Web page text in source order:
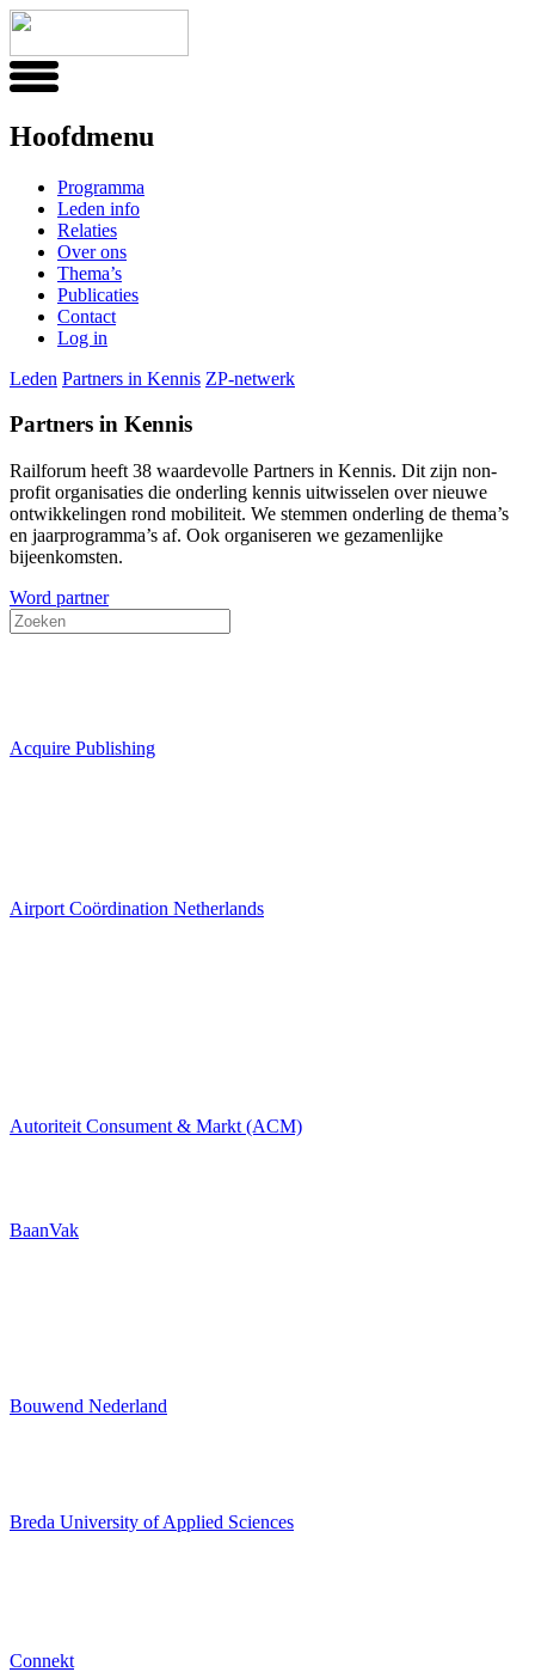
Hoofdmenu
Programma
Leden info
Relaties
Over ons
Thema’s
Publicaties
Contact
Log in
Leden Partners in Kennis ZP-netwerk
Partners in Kennis
Railforum heeft 38 waardevolle Partners in Kennis. Dit zijn non-
profit organisaties die onderling kennis uitwisselen over nieuwe
ontwikkelingen rond mobiliteit. We stemmen onderling de thema’s
en jaarprogramma’s af. Ook organiseren we gezamenlijke
bijeenkomsten.
Word partner
Acquire Publishing
Airport Coördination Netherlands
Autoriteit Consument & Markt (ACM)
BaanVak
Bouwend Nederland
Breda University of Applied Sciences
Connekt